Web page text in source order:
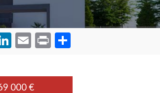
LinkedIn
Email
Print
000 €